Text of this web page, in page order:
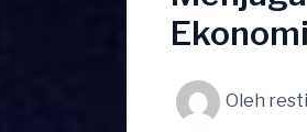
Oleh